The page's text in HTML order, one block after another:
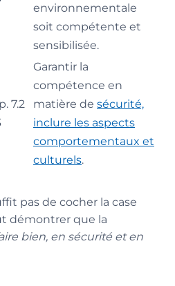
environnementale
soit compétente et
sensibilisée.
7.2
Garantir la
compétence en
matière de sécurité,
inclure les aspects
comportementaux et
culturels.
pas de cocher la case
démontrer que la
bien, en sécurité et en